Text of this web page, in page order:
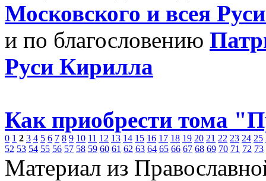
Московского и всея
и по благословению
Руси Кирилла
Как приобрести тома
0 1 2 3 4 5 6 7 8 9 10 11 12 13 14 15 16 17 18 19 20 21 22 23 24 25
52 53 54 55 56 57 58 59 60 61 62 63 64 65 66 67 68 69 70 71 72 73
Материал из